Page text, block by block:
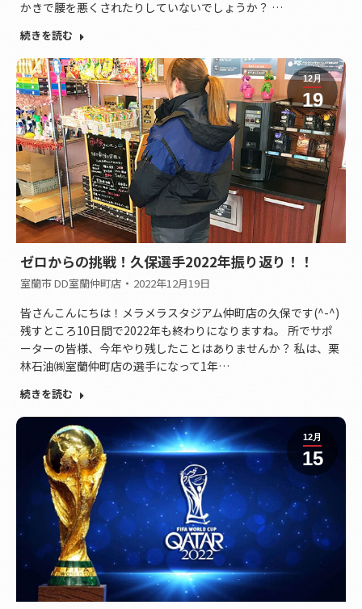
かきで腰を悪くされたりしていないでしょうか？ …
続きを読む
12月
19
ゼロからの挑戦！久保選手2022年振り返り！！
室蘭市 DD室蘭仲町店 2022年12月19日
皆さんこんにちは！メラメラスタジアム仲町店の久保です(^-^)
残すところ10日間で2022年も終わりになりますね。 所でサポ
ーターの皆様、今年やり残したことはありませんか？ 私は、栗
林石油㈱室蘭仲町店の選手になって1年…
続きを読む
12月
15